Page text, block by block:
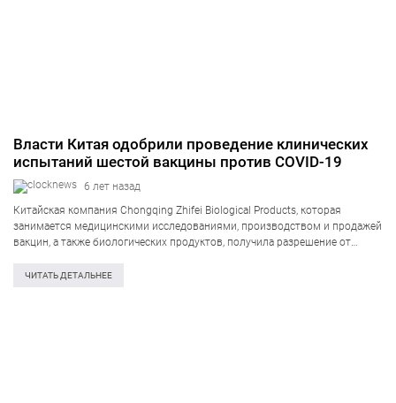
Власти Китая одобрили проведение клинических
испытаний шестой вакцины против COVID-19
6 лет назад
Китайская компания Chongqing Zhifei Biological Products, которая
занимается медицинскими исследованиями, производством и продажей
вакцин, а также биологических продуктов, получила разрешение от
коронавируса. Об этом сообщает УНН со ссылкой на газету “Пэнпай”.
ЧИТАТЬ ДЕТАЛЬНЕЕ